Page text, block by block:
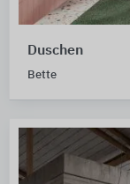
Duschen
Bette